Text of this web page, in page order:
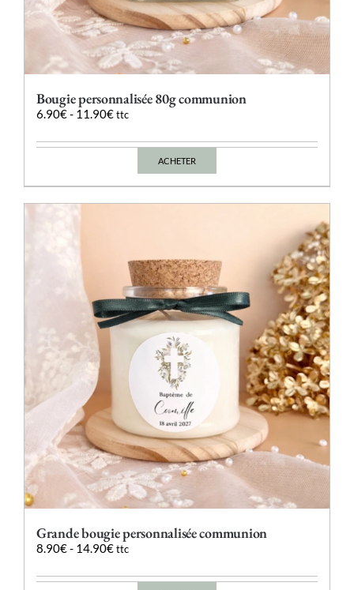
Bougie personnalisée 80g communion
6.90€- 11.90€ ttc
ACHETER
Ce
peuvent
être
choisies
sur
la
page
du
produit
Grande bougie personnalisée communion
8.90€- 14.90€ ttc